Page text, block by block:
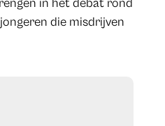
in het debat rond
die misdrijven